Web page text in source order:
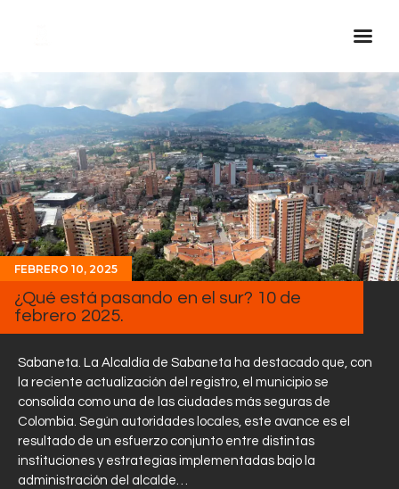
Inicio Real FM
Streaming
En Vivo
Descarga La APP
Programas
Noticias
Equipo
Sobre Nosotros
FEBRERO 10, 2025
¿Qué está pasando en el sur? 10 de
febrero 2025.
Sabaneta. La Alcaldía de Sabaneta ha destacado que, con
la reciente actualización del registro, el municipio se
consolida como una de las ciudades más seguras de
Colombia. Según autoridades locales, este avance es el
resultado de un esfuerzo conjunto entre distintas
instituciones y estrategias implementadas bajo la
administración del alcalde…